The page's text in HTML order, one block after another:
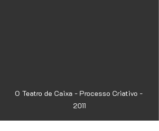
O Teatro de Caixa - Processo Criativo -
2011